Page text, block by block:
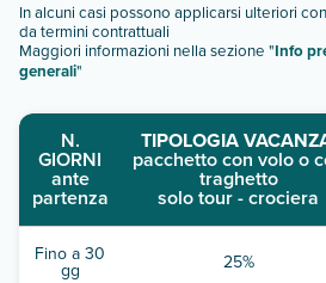
In alcuni casi possono applicarsi ulteriori
da termini contrattuali
Maggiori informazioni nella sezione "Info
generali"
N.
GIORNI
ante
partenza
TIPOLOGIA
pacchetto con volo o
traghetto
solo tour - crociera
Fino a 30
gg 25%